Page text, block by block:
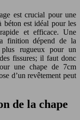
est crucial pour une
béton est idéal pour les
et efficace. Une
finition dépend de la
rugueux pour un
fissures; il faut donc
une chape de 7cm
d’un revêtement peut
de la chape